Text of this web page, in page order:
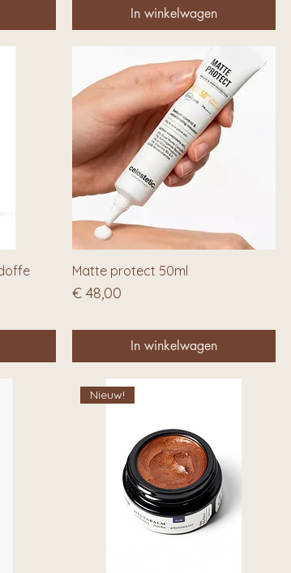
In winkelwagen
Matte protect 50ml
Prijs
€ 48,00
In winkelwagen
Nieuw!